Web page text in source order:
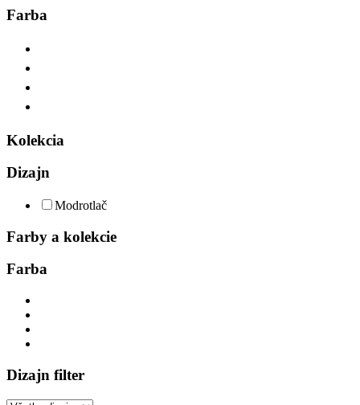
Farba
Kolekcia
Dizajn
Modrotlač
Farby a kolekcie
Farba
Dizajn filter